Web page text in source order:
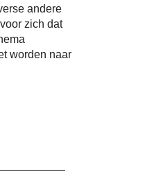
andere
zich dat
worden naar